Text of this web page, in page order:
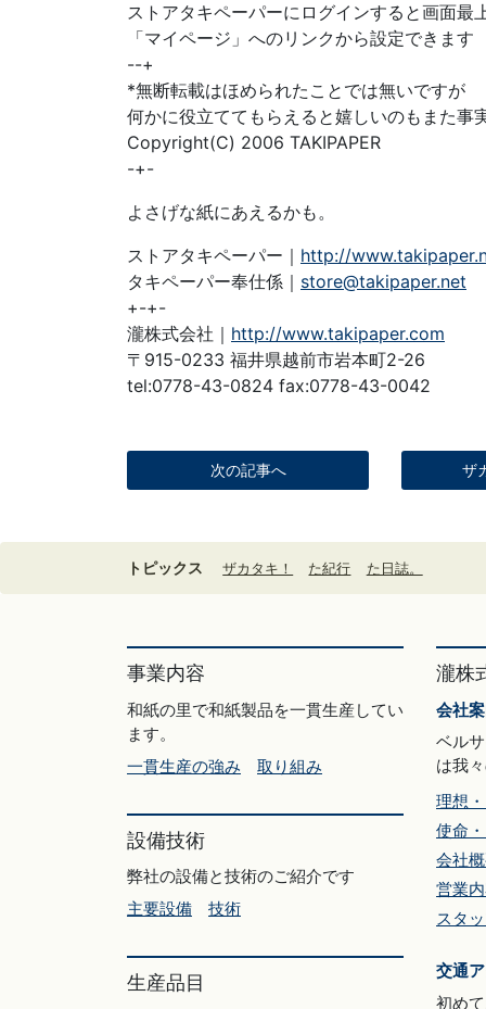
ストアタキペーパーにログインすると画面最
「マイページ」へのリンクから設定できます
--+
*無断転載はほめられたことでは無いですが
何かに役立ててもらえると嬉しいのもまた事
Copyright(C) 2006 TAKIPAPER
-+-
よさげな紙にあえるかも。
ストアタキペーパー｜ http://
タキペーパー奉仕係｜ store@takipaper.net
+-+-
瀧株式会社｜ http://www.takipaper.com
〒915-0233 福井県越前市岩本町2-26
tel:0778-43-0824 fax:0778-43-0042
次の記事へ ザ
トピックス ザカタキ！ た紀行 た日誌。
事業内容
和紙の里で和紙製品を一貫生産してい
ます。
一貫生産の強み
取り組み
設備技術
弊社の設備と技術のご紹介です
主要設備
技術
生産品目
瀧株
会社
ベル
は我
理想
使命
会社
営業
スタ
交通
初め